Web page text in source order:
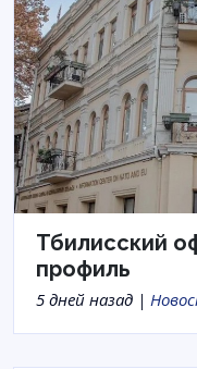
Тбилисский
профиль
5 дней назад |